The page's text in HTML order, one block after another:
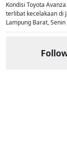
Kondisi Toyota
terlibat kecelakaan di
Lampung Barat,